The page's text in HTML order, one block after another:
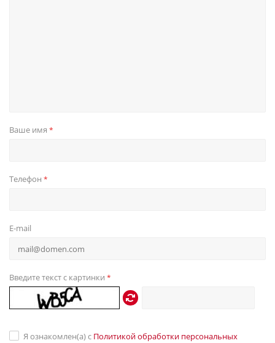
Ваше имя *
Телефон *
E-mail
Введите текст с картинки *
Я ознакомлен(а) с Политикой обработки персональных